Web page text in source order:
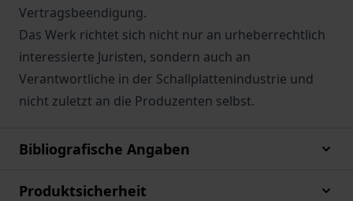
Vertragsbeendigung.
Das Werk richtet sich nicht nur an urheberrechtlich
interessierte Juristen, sondern auch an
Verantwortliche in der Schallplattenindustrie und
nicht zuletzt an die Produzenten selbst.
Bibliografische Angaben
Produktsicherheit